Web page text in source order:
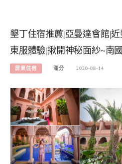
墾丁住宿推薦|亞曼達會館|
東服體驗|揪開神秘面紗~南
屏東住宿 滿分 2020-08-14